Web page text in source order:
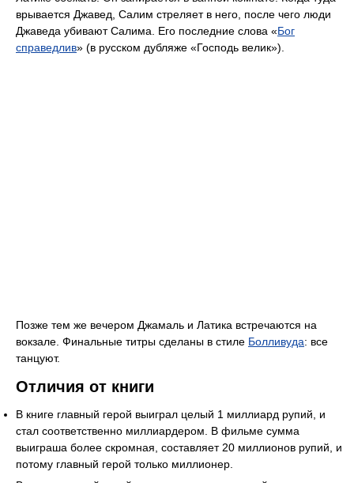
врывается Джавед, Салим стреляет в него, после чего люди
Джаведа убивают Салима. Его последние слова «Бог
справедлив» (в русском дубляже «Господь велик»).
Позже тем же вечером Джамаль и Латика встречаются на
вокзале. Финальные титры сделаны в стиле Болливуда: все
танцуют.
Отличия от книги
В книге главный герой выиграл целый 1 миллиард рупий, и
стал соответственно миллиардером. В фильме сумма
выиграша более скромная, составляет 20 миллионов рупий, и
потому главный герой только миллионер.